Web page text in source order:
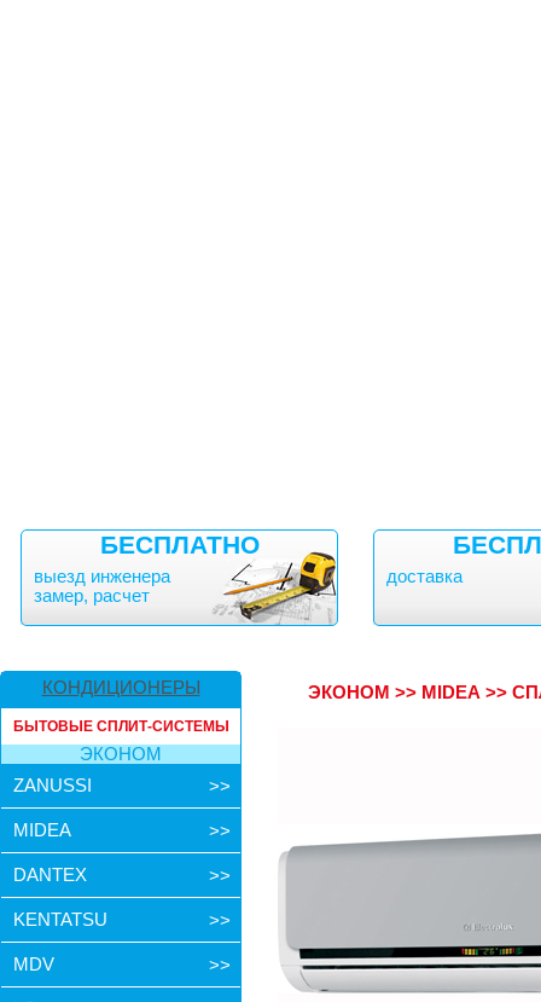
БЕСПЛАТНО
выезд инженера
замер, расчет
доставка
КОНДИЦИОНЕРЫ
БЫТОВЫЕ СПЛИТ-СИСТЕМЫ
ЭКОНОМ
ZANUSSI
>>
MIDEA >>
DANTEX >>
KENTATSU >>
MDV >>
ЭКОНОМ >> MIDEA >>